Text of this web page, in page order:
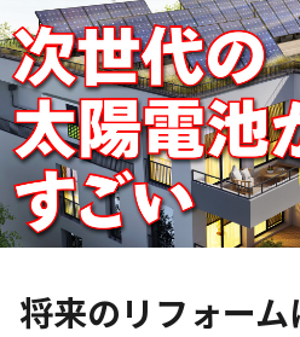
将来のリフォー